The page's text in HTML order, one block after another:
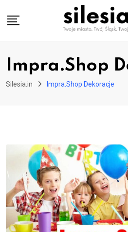
Impra.Shop
Silesia.in Impra.Shop Dekoracje